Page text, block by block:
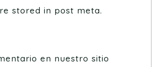
stored in post meta.
en nuestro sitio